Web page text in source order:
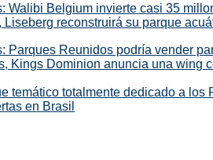
Walibi Belgium invierte casi 35
Liseberg reconstruirá su parque
Parques Reunidos podría vender
Kings Dominion anuncia una wing
temático totalmente dedicado a los
en Brasil